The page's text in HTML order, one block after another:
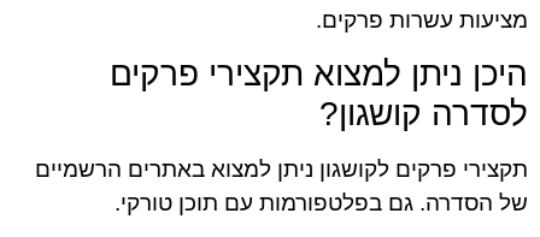
מציעות עשרות פרקים.
היכן ניתן למצוא תקצירי פרקים
לסדרה קושגון?
תקצירי פרקים לקושגון ניתן למצוא באתרים הרשמיים
של הסדרה. גם בפלטפורמות עם תוכן טורקי.